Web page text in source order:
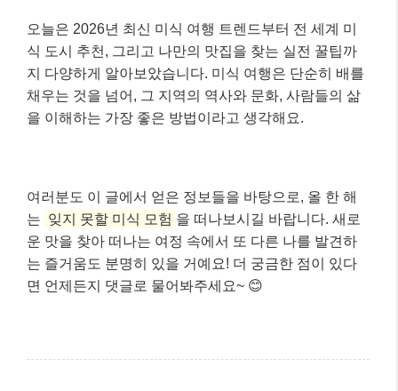
오늘은 2026년 최신 미식 여행 트렌드부터 전 세계 미
식 도시 추천, 그리고 나만의 맛집을 찾는 실전 꿀팁까
지 다양하게 알아보았습니다. 미식 여행은 단순히 배를
채우는 것을 넘어, 그 지역의 역사와 문화, 사람들의 삶
을 이해하는 가장 좋은 방법이라고 생각해요.
여러분도 이 글에서 얻은 정보들을 바탕으로, 올 한 해
는 잊지 못할 미식 모험 을 떠나보시길 바랍니다. 새로
운 맛을 찾아 떠나는 여정 속에서 또 다른 나를 발견하
는 즐거움도 분명히 있을 거예요! 더 궁금한 점이 있다
면 언제든지 댓글로 물어봐주세요~ 😊